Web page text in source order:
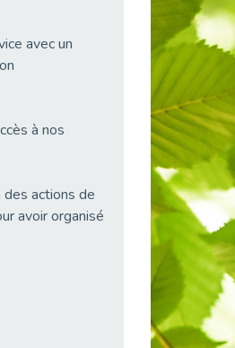
avec un
à nos
actions de
avoir organisé